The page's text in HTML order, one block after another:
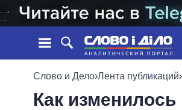
НОВОСТИ
ЛЕНТА
ОБЕЩАНИЯ
Слово и Дело›Лента публикаций›
Как изменилось